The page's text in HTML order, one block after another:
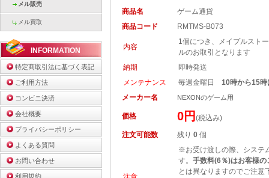
メル販売
メル買取
INFORMATION
特定商取引法に基づく表記
ご利用方法
コンビニ決済
会社概要
プライバシーポリシー
よくある質問
お問い合わせ
利用規約
商品名
ゲーム通貨
商品コード
RMTMS-B073
内容
1個につき、メイプルスト
ルのお取引となります
納期
即時発送
メンテナンス
毎週金曜日 10時から15時
メーカー名
NEXONのゲーム用
価格 0円 (税込み)
注文可能数
残り 0 個
※お受け渡しの際、システ
す。 手数料(6％)はお客様
とは異なりますのでご注意